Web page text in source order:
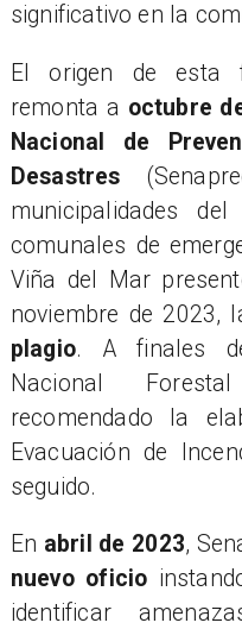
significativo en la
​El origen de esta
remonta a octubre
Nacional de
Desastres
municipalidades
comunales de
Viña del Mar
noviembre de 2023,
plagio. A finales
Nacional
recomendado la
Evacuación de
seguido.
​En abril de 2023,
nuevo oficio
identificar